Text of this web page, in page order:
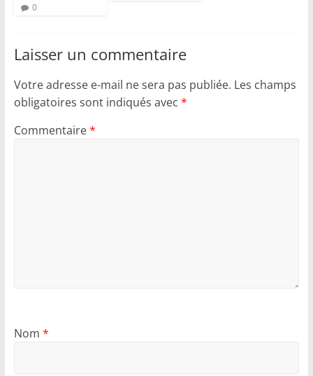
0
Laisser un commentaire
Votre adresse e-mail ne sera pas publiée. Les champs
obligatoires sont indiqués avec *
Commentaire*
Nom *